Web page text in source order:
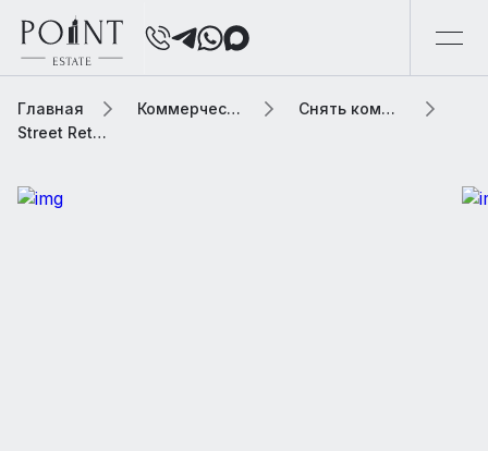
Главная Коммерческая элитная недвижимость
Снять коммерческую недвижимость
Street Retail, 254 м2 В бизнес центре «Женевский Дом»